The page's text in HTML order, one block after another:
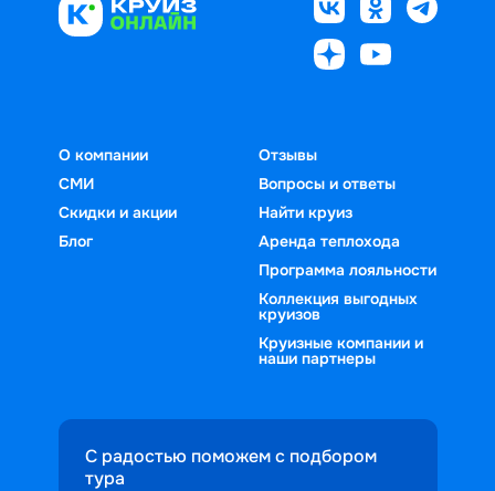
О компании
СМИ
Скидки и акции
Блог
Отзывы
Вопросы и ответы
Найти круиз
Аренда теплохода
Программа лояльности
Коллекция выгодных
круизов
Круизные компании и
наши партнеры
С радостью поможем с подбором
тура